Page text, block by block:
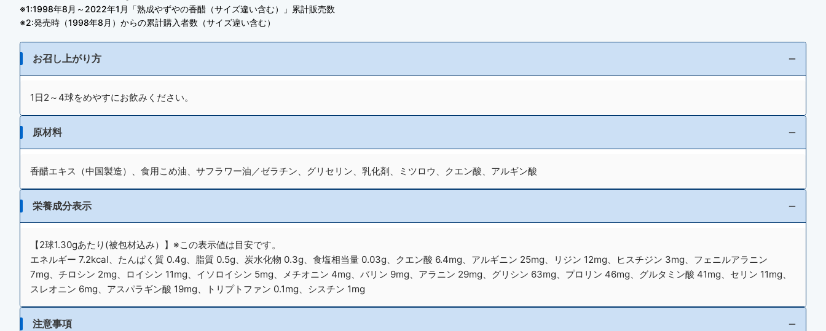
※1:1998年8月～2022年1月「熟成やずやの香醋（サイズ違い含む）」累計販売数
※2:発売時（1998年8月）からの累計購入者数（サイズ違い含む）
お召し上がり方
1日2～4球をめやすにお飲みください。
原材料
香醋エキス（中国製造）、食用こめ油、サフラワー油／ゼラチン、グリセリン、乳化剤、ミツロウ、クエン酸、アルギン酸
栄養成分表示
【2球1.30gあたり(被包材込み）】※この表示値は目安です。
エネルギー 7.2kcal、たんぱく質 0.4g、脂質 0.5g、炭水化物 0.3g、食塩相当量 0.03g、クエン酸 6.4mg、アルギニン 25mg、リジン 12mg、ヒスチジン 3mg、フェニルアラニン
7mg、チロシン 2mg、ロイシン 11mg、イソロイシン 5mg、メチオニン 4mg、バリン 9mg、アラニン 29mg、グリシン 63mg、プロリン 46mg、グルタミン酸 41mg、セリン 11mg、
スレオニン 6mg、アスパラギン酸 19mg、トリプトファン 0.1mg、シスチン 1mg
注意事項